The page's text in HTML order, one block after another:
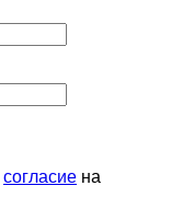
согласие на